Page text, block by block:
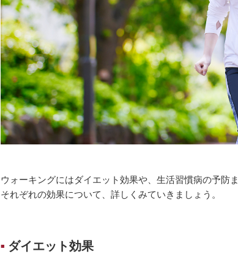
ウォーキングにはダイエット効果や、生活習慣病の予防
それぞれの効果について、詳しくみていきましょう。
■ ダイエット効果